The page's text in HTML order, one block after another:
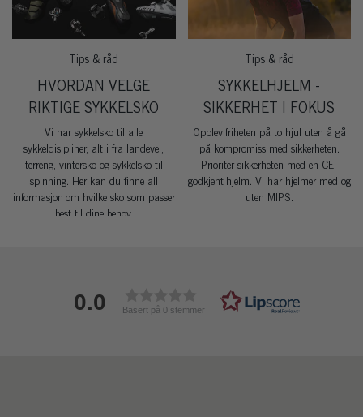
Tips & råd
HVORDAN VELGE
RIKTIGE SYKKELSKO
Vi har sykkelsko til alle
sykkeldisipliner, alt i fra landevei,
terreng, vintersko og sykkelsko til
spinning. Her kan du finne all
informasjon om hvilke sko som passer
best til dine behov.
Tips & råd
SYKKELHJELM -
SIKKERHET I FOKUS
Opplev friheten på to hjul uten å gå
på kompromiss med sikkerheten.
Prioriter sikkerheten med en CE-
godkjent hjelm. Vi har hjelmer med og
uten MIPS.
0.0 Basert på 0 stemmer